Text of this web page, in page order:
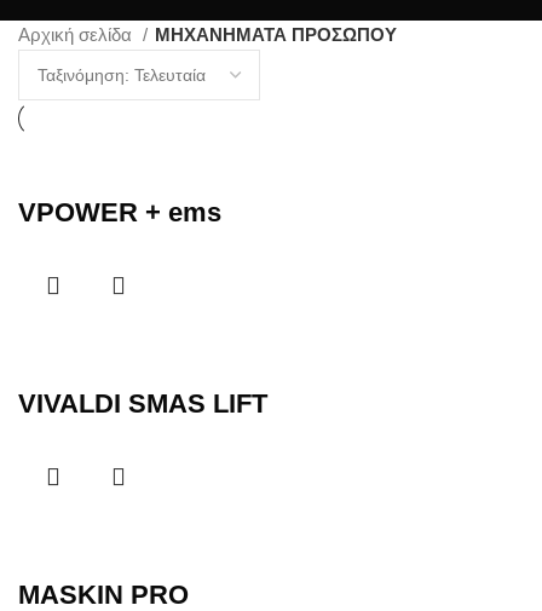
Αρχική σελίδα ΜΗΧΑΝΗΜΑΤΑ ΠΡΟΣΩΠΟΥ
VPOWER + ems
VIVALDI SMAS LIFT
MASKIN PRO